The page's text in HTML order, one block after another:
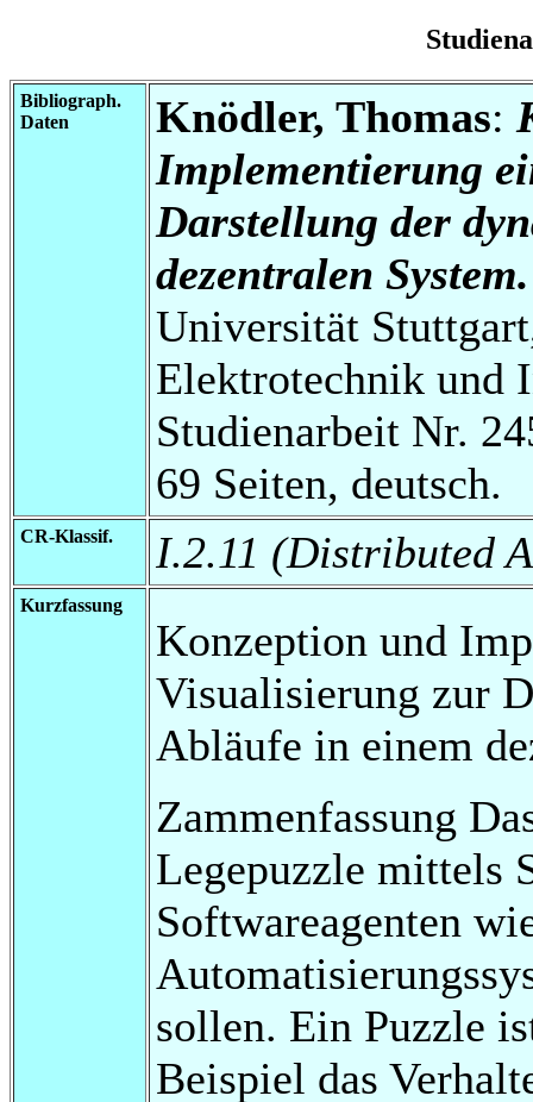
Bibliograph.
Daten
Knödler, Thomas:
Implementierung
Darstellung der
dezentralen System.
Universität
Elektrotechnik und
Studienarbeit Nr.
69 Seiten, deutsch.
CR-Klassif. I.2.11 (Distributed
Kurzfassung
Konzeption und
Visualisierung zur
Abläufe in einem
Zammenfassung
Legepuzzle mittels
Softwareagenten
sollen. Ein Puzzle
Beispiel das